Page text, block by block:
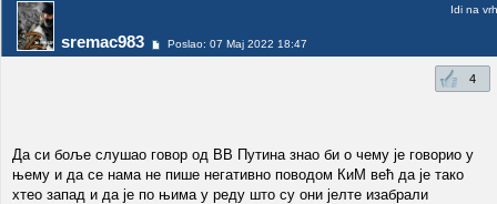
sremac983 Poslao: 07 Maj 2022 18:47
Idi na vrh
4
Да си боље слушао говор од ВВ Путина знао би о чему је говорио у
њему и да се нама не пише негативно поводом КиМ већ да је тако
хтео запад и да је по њима у реду што су они јелте изабрали